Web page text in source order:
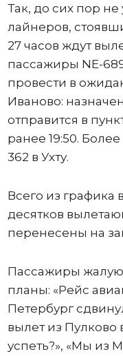
Так, до сих пор не
лайнеров,
27 часов ждут
пассажиры NE-
провести в
Иваново:
отправится в
ранее 19:50.
362 в Ухту.
Всего из графика
десятков
перенесены на
Пассажиры
планы: «Рейс
Петербург
вылет из Пулково
успеть?», «Мы из